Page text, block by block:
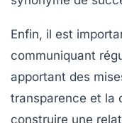
Enfin, il est
communiquant
apportant des
transparence et la
construire une